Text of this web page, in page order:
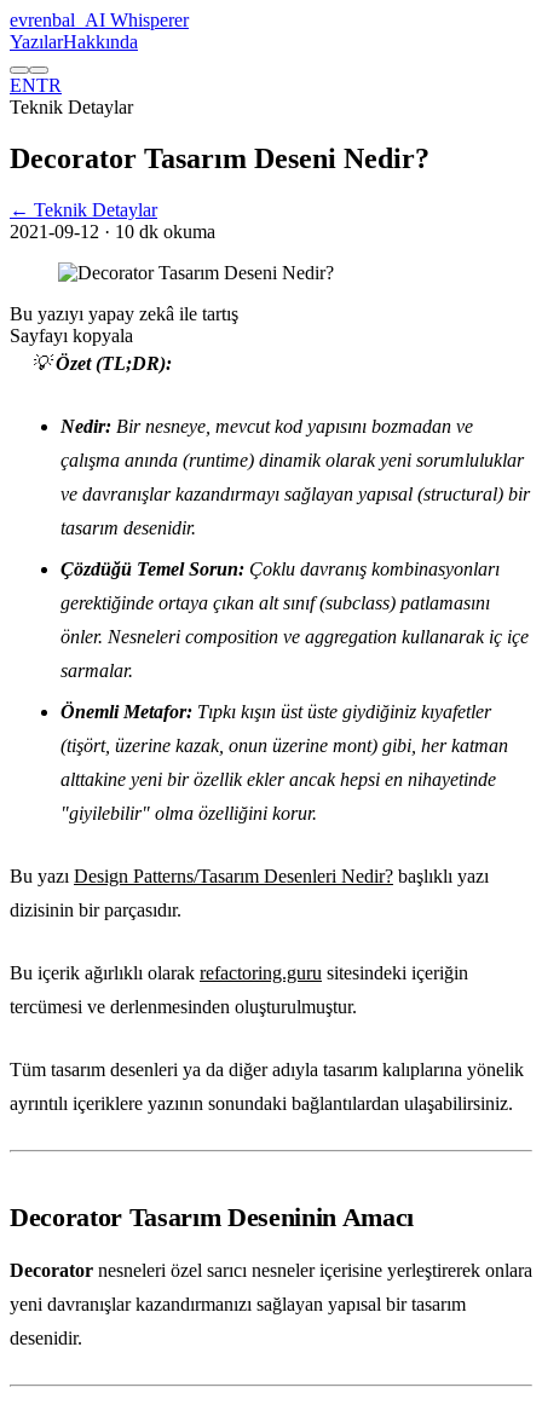
evrenbal AI Whisperer
YazılarHakkında
ENTR
Teknik Detaylar
Decorator Tasarım Deseni Nedir?
← Teknik Detaylar
2021-09-12 · 10 dk okuma
Bu yazıyı yapay zekâ ile tartış
Sayfayı kopyala
💡Özet (TL;DR):
Nedir: Bir nesneye, mevcut kod yapısını bozmadan ve
çalışma anında (runtime) dinamik olarak yeni sorumluluklar
ve davranışlar kazandırmayı sağlayan yapısal (structural) bir
tasarım desenidir.
Çözdüğü Temel Sorun: Çoklu davranış kombinasyonları
gerektiğinde ortaya çıkan alt sınıf (subclass) patlamasını
önler. Nesneleri composition ve aggregation kullanarak iç içe
sarmalar.
Önemli Metafor: Tıpkı kışın üst üste giydiğiniz kıyafetler
(tişört, üzerine kazak, onun üzerine mont) gibi, her katman
alttakine yeni bir özellik ekler ancak hepsi en nihayetinde
"giyilebilir" olma özelliğini korur.
Bu yazı Design Patterns/Tasarım Desenleri Nedir? başlıklı yazı
dizisinin bir parçasıdır.
Bu içerik ağırlıklı olarak refactoring.guru sitesindeki içeriğin
tercümesi ve derlenmesinden oluşturulmuştur.
Tüm tasarım desenleri ya da diğer adıyla tasarım kalıplarına yönelik
ayrıntılı içeriklere yazının sonundaki bağlantılardan ulaşabilirsiniz.
Decorator Tasarım Deseninin Amacı
Decorator nesneleri özel sarıcı nesneler içerisine yerleştirerek onlara
yeni davranışlar kazandırmanızı sağlayan yapısal bir tasarım
desenidir.